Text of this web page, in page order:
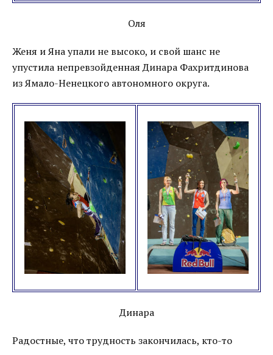
Оля
Женя и Яна упали не высоко, и свой шанс не
упустила непревзойденная Динара Фахритдинова
из Ямало-Ненецкого автономного округа.
Динара
Радостные, что трудность закончилась, кто-то